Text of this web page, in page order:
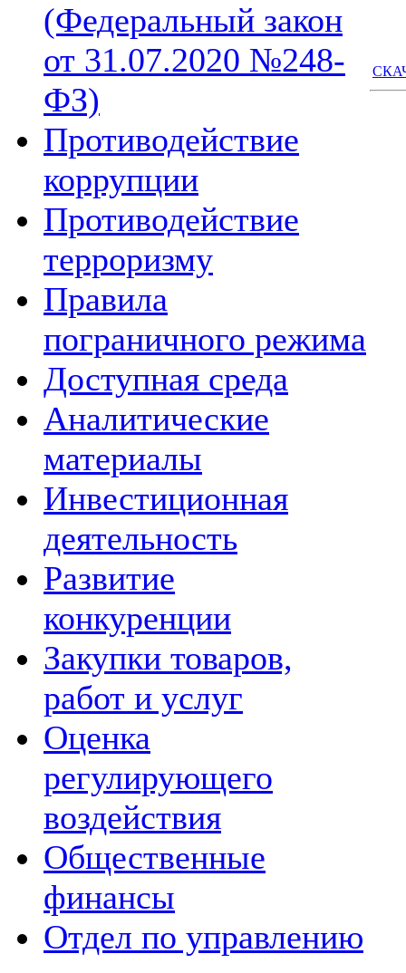
(Федеральный закон
от 31.07.2020 №248-
ФЗ)
Противодействие
коррупции
Противодействие
терроризму
Правила
пограничного режима
Доступная среда
Аналитические
материалы
Инвестиционная
деятельность
Развитие
конкуренции
Закупки товаров,
работ и услуг
Оценка
регулирующего
воздействия
Общественные
финансы
Отдел по управлению